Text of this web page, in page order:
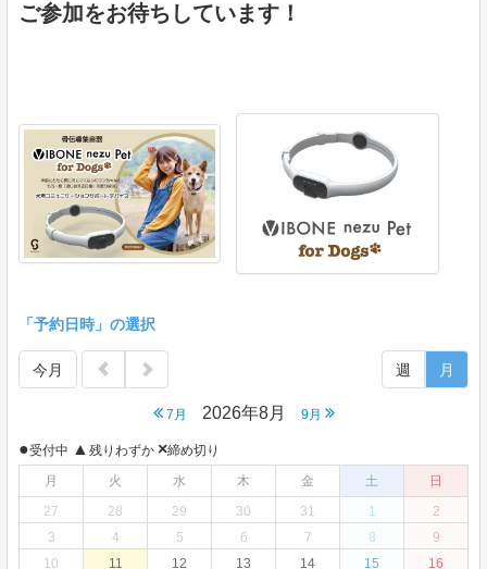
ご参加をお待ちしています！
「予約日時」の選択
今月
7月 2026年8月 9月
週 月
●受付中 ▲ 残りわずか ×締め切り
月
火 水 木 金 土
日
27
28 29 30 31 1
2
3
4 5 6 7 8
9
10
11 12 13 14 15 16